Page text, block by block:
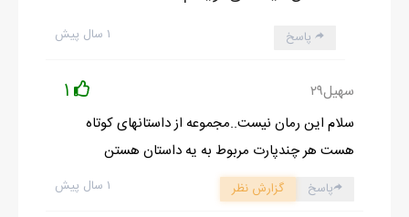
۱ سال پیش پاسخ
سهیل۲۹ 1
سلام این رمان نیست..مجموعه از داستانهای کوتاه
هست هر چندپارت مربوط به یه داستان هستن
۱ سال پیش پاسخ گزارش نظر